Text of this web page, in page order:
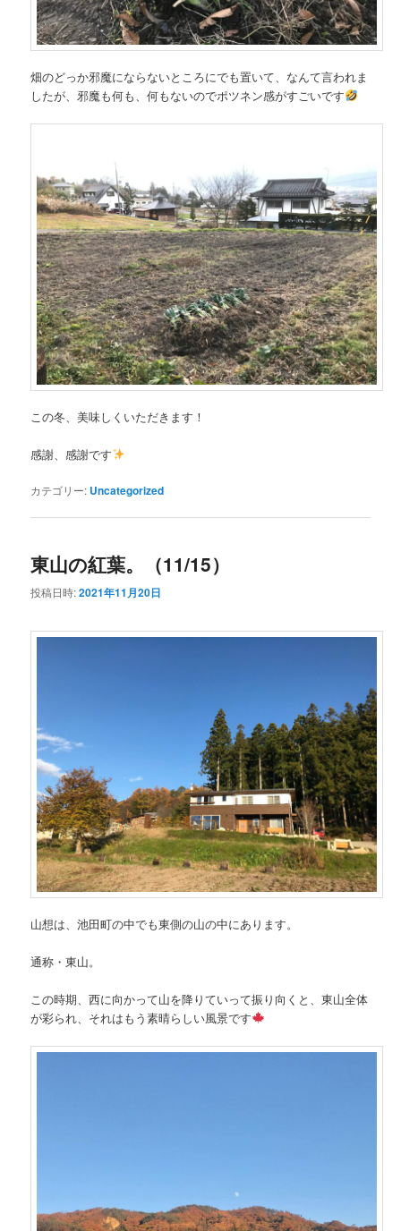
畑のどっか邪魔にならないところにでも置いて、なんて言われま
したが、邪魔も何も、何もないのでポツネン感がすごいです
この冬、美味しくいただきます！
感謝、感謝です
カテゴリー: Uncategorized
東山の紅葉。（11/15）
投稿日時:2021年11月20日
山想は、池田町の中でも東側の山の中にあります。
通称・東山。
この時期、西に向かって山を降りていって振り向くと、東山全体
が彩られ、それはもう素晴らしい風景です